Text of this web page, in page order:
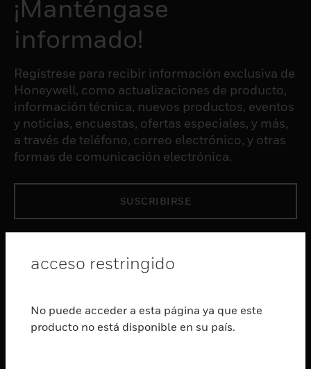
¡Manténgase
informado!
Regístrese para recibir información exclusiva de
Honeywell, como actualizaciones de producto,
información técnica, nuevos productos, eventos
y noticias, encuestas, ofertas especiales, y más,
a través de teléfono, correo electrónico, y otras
formas de comunicación electrónica.
SUSCRIBIRSE
Cambiar vista
Cambiar vista
SERVICIOS
acceso restringido
No puede acceder a esta página ya que este
producto no está disponible en su país.